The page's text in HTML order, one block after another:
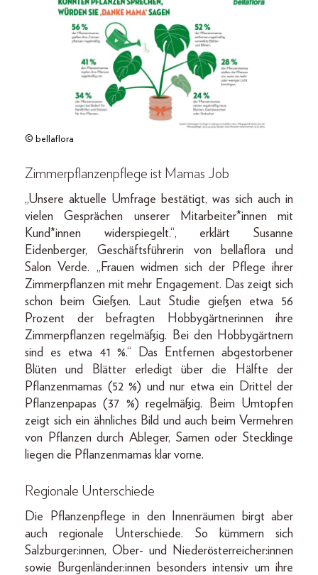
© bellaflora
Zimmerpflanzenpflege ist Mamas Job
„Unsere aktuelle Umfrage bestätigt, was sich auch in
vielen Gesprächen unserer Mitarbeiter*innen mit
Kund*innen widerspiegelt.“, erklärt Susanne
Eidenberger, Geschäftsführerin von bellaflora und
Salon Verde. „Frauen widmen sich der Pflege ihrer
Zimmerpflanzen mit mehr Engagement. Das zeigt sich
schon beim Gießen. Laut Studie gießen etwa 56
Prozent der befragten Hobbygärtnerinnen ihre
Zimmerpflanzen regelmäßig. Bei den Hobbygärtnern
sind es etwa 41 %.“ Das Entfernen abgestorbener
Blüten und Blätter erledigt über die Hälfte der
Pflanzenmamas (52 %) und nur etwa ein Drittel der
Pflanzenpapas (37 %) regelmäßig. Beim Umtopfen
zeigt sich ein ähnliches Bild und auch beim Vermehren
von Pflanzen durch Ableger, Samen oder Stecklinge
liegen die Pflanzenmamas klar vorne.
Regionale Unterschiede
Die Pflanzenpflege in den Innenräumen birgt aber
auch regionale Unterschiede. So kümmern sich
Salzburger:innen, Ober- und Niederösterreicher:innen
sowie Burgenländer:innen besonders intensiv um ihre